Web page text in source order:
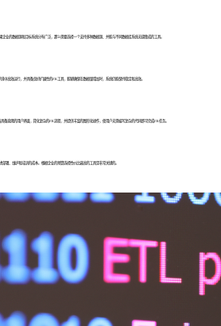
业的数据源和目标系统分布广泛，那么需要选择一个支持多种数据源、并能与不同数据库系统无缝集成的工具。
高效运行，并具备良好扩展性的ETL工具，能够确保在数据量增加时，系统仍能保持稳定和高效。
备直观的用户界面，简化复杂的ETL流程，并提供丰富的图形化操作，使用户无需编写复杂的代码即可完成ETL任务。
署、维护和培训的成本。根据企业的预算选择性价比最高的工具是非常关键的。